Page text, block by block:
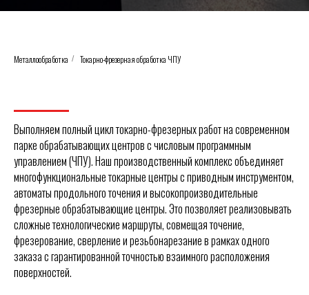
Металлообработка / Токарно-фрезерная обработка ЧПУ
Выполняем полный цикл токарно-фрезерных работ на современном
парке обрабатывающих центров с числовым программным
управлением (ЧПУ). Наш производственный комплекс объединяет
многофункциональные токарные центры с приводным инструментом,
автоматы продольного точения и высокопроизводительные
фрезерные обрабатывающие центры. Это позволяет реализовывать
сложные технологические маршруты, совмещая точение,
фрезерование, сверление и резьбонарезание в рамках одного
заказа с гарантированной точностью взаимного расположения
поверхностей.